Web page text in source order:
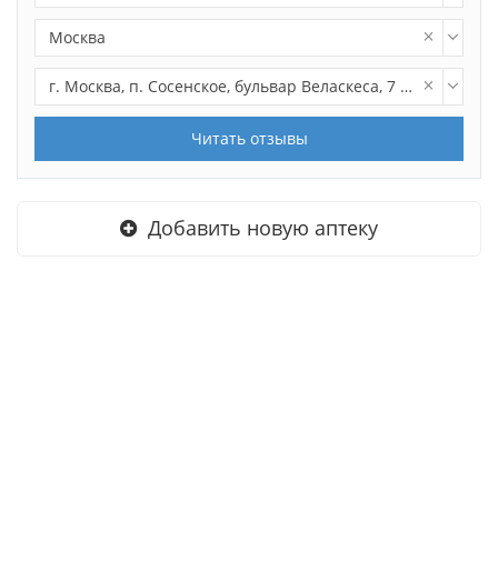
Москва
г. Москва, п. Сосенское, бульвар Веласкеса, 7 к5
Читать отзывы
Добавить новую аптеку